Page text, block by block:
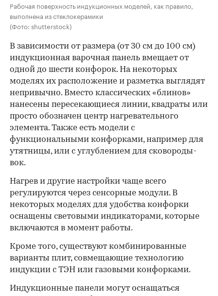
Рабочая поверхность индукционных моделей, как правило,
выполнена из стеклокерамики
(Фото: shutterstock)
В зависимости от размера (от 30 см до 100 см)
индукционная варочная панель вмещает от
одной до шести конфорок. На некоторых
моделях их расположение и разметка выглядят
непривычно. Вместо классических «блинов»
нанесены пересекающиеся линии, квадраты или
просто обозначен центр нагревательного
элемента. Также есть модели с
функциональными конфорками, например для
утятницы, или с углублением для сковороды-
вок.
Нагрев и другие настройки чаще всего
регулируются через сенсорные модули. В
некоторых моделях для удобства конфорки
оснащены световыми индикаторами, которые
включаются в момент работы.
Кроме того, существуют комбинированные
варианты плит, совмещающие технологию
индукции с ТЭН или газовыми конфорками.
Индукционные панели могут оснащаться